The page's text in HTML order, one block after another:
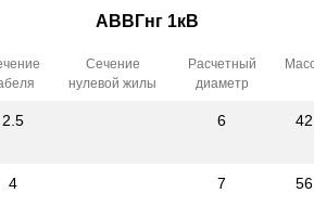
АВВГнг 1кВ
Сечение
нулевой жилы
Расчетный
диаметр
2.5 6 42
4 7 56